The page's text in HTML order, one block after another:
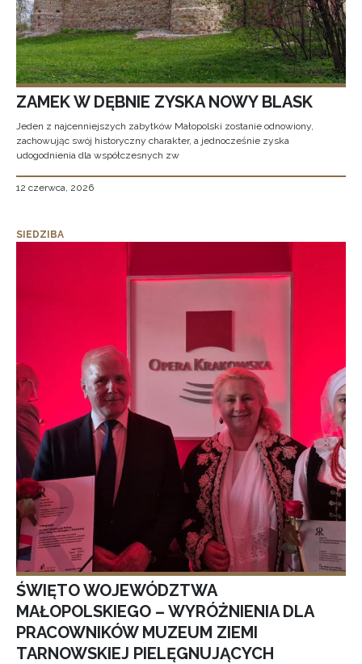
ZAMEK W DĘBNIE ZYSKA NOWY BLASK
Jeden z najcenniejszych zabytków Małopolski zostanie odnowiony,
zachowując swój historyczny charakter, a jednocześnie zyska
udogodnienia dla współczesnych zw
12 czerwca, 2026
SIEDZIBA
ŚWIĘTO WOJEWÓDZTWA
MAŁOPOLSKIEGO – WYRÓŻNIENIA DLA
PRACOWNIKÓW MUZEUM ZIEMI
TARNOWSKIEJ PIELĘGNUJĄCYCH